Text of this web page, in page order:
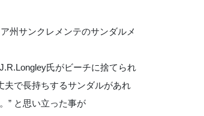
州サンクレメンテのサンダルメ
氏がビーチに捨てられ
夫で長持ちするサンダルがあれ
” と思い立った事が